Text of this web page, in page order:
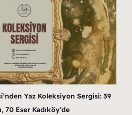
Yaz Koleksiyon Sergisi: 39
70 Eser Kadıköy’de